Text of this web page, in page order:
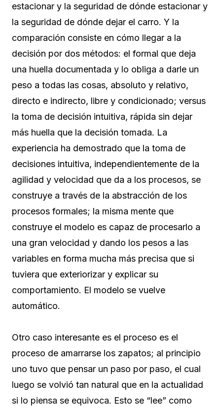
estacionar y la seguridad de dónde estacionar y
la seguridad de dónde dejar el carro. Y la
comparación consiste en cómo llegar a la
decisión por dos métodos: el formal que deja
una huella documentada y lo obliga a darle un
peso a todas las cosas, absoluto y relativo,
directo e indirecto, libre y condicionado; versus
la toma de decisión intuitiva, rápida sin dejar
más huella que la decisión tomada. La
experiencia ha demostrado que la toma de
decisiones intuitiva, independientemente de la
agilidad y velocidad que da a los procesos, se
construye a través de la abstracción de los
procesos formales; la misma mente que
construye el modelo es capaz de procesarlo a
una gran velocidad y dando los pesos a las
variables en forma mucha más precisa que si
tuviera que exteriorizar y explicar su
comportamiento. El modelo se vuelve
automático.
Otro caso interesante es el proceso es el
proceso de amarrarse los zapatos; al principio
uno tuvo que pensar un paso por paso, el cual
luego se volvió tan natural que en la actualidad
si lo piensa se equivoca. Esto se “lee” como